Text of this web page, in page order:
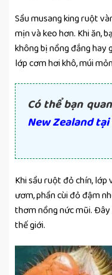
Sầu musang king ruột
mịn và keo hơn. Khi ăn,
không bị nồng đắng hay
lớp cơm hơi khô, múi
Có thể bạn
New Zealand tại
Khi sầu ruột đỏ chín, lớp
ươm, phần cùi đỏ đậm
thơm nồng nức mũi.
thế giới.